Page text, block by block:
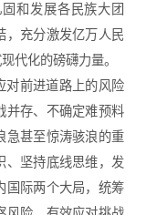
和发展各民族大团
，充分激发亿万人民
代化的磅礴力量。
前进道路上的风险
并存、不确定难预料
急甚至惊涛骇浪的重
、坚持底线思维，发
国际两个大局，统筹